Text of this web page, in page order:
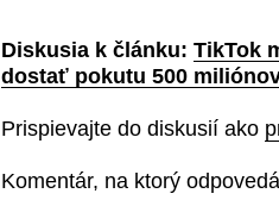
Diskusia k článku: TikTok
dostať pokutu 500
Prispievajte do diskusií ako
Komentár, na ktorý